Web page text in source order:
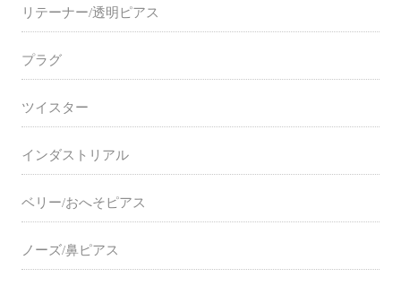
リテーナー/透明ピアス
プラグ
ツイスター
インダストリアル
ベリー/おへそピアス
ノーズ/鼻ピアス